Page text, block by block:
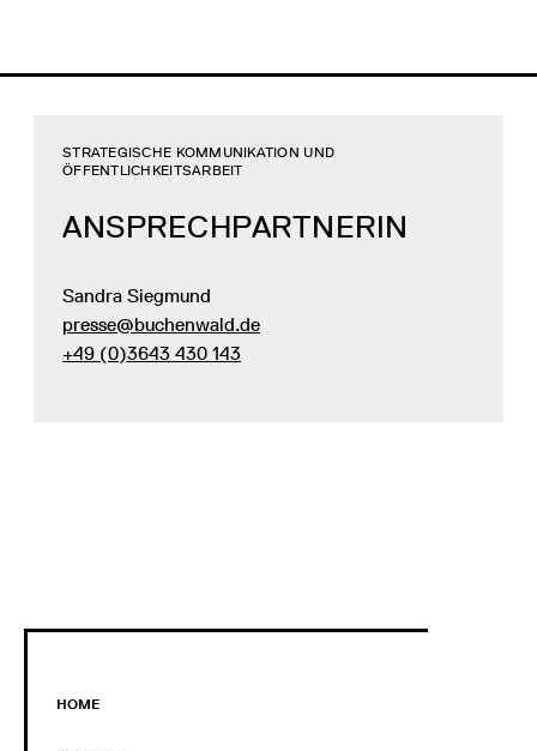
ANSPRECHPARTNERIN
STRATEGISCHE KOMMUNIKATION UND
ÖFFENTLICHKEITSARBEIT
Sandra Siegmund
presse@buchenwald.de
+49 (0)3643 430 143
HOME